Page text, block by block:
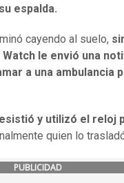
espalda.
cayendo al suelo,
Watch le envió una
a una ambulancia
y utilizó el reloj
quien lo
PUBLICIDAD